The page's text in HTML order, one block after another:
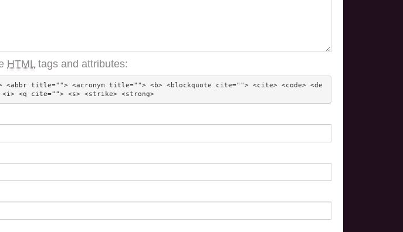
HTMLtags and attributes:
title=""> <acronym title=""> <b> <blockquote cite=""> <cite> <code> <de
<i> <q cite=""> <s> <strike> <strong>